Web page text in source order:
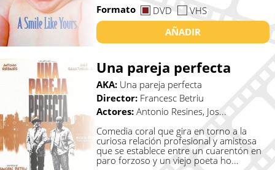
Formato
DVD
VHS
AÑADIR
Una pareja perfecta
AKA: Una pareja perfecta
Director: Francesc Betriu
Actores: Antonio Resines, Jos...
Comedia coral que gira en torno a la
curiosa relación profesional y amistosa
que se establece entre un cuarentón en
paro forzoso y un viejo poeta ho...